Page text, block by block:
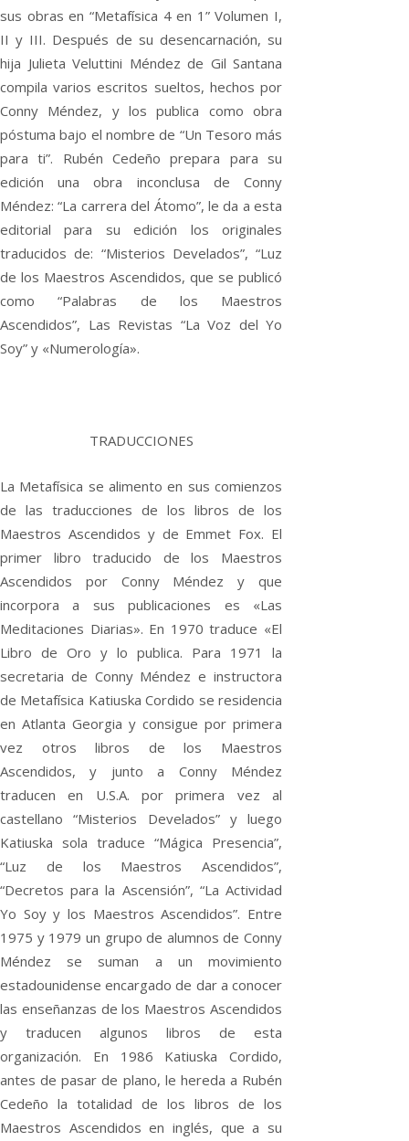
sus obras en “Metafísica 4 en 1” Volumen I,
II y III. Después de su desencarnación, su
hija Julieta Veluttini Méndez de Gil Santana
compila varios escritos sueltos, hechos por
Conny Méndez, y los publica como obra
póstuma bajo el nombre de “Un Tesoro más
para ti”. Rubén Cedeño prepara para su
edición una obra inconclusa de Conny
Méndez: “La carrera del Átomo”, le da a esta
editorial para su edición los originales
traducidos de: “Misterios Develados”, “Luz
de los Maestros Ascendidos, que se publicó
como “Palabras de los Maestros
Ascendidos”, Las Revistas “La Voz del Yo
Soy” y «Numerología».
TRADUCCIONES
La Metafísica se alimento en sus comienzos
de las traducciones de los libros de los
Maestros Ascendidos y de Emmet Fox. El
primer libro traducido de los Maestros
Ascendidos por Conny Méndez y que
incorpora a sus publicaciones es «Las
Meditaciones Diarias». En 1970 traduce «El
Libro de Oro y lo publica. Para 1971 la
secretaria de Conny Méndez e instructora
de Metafísica Katiuska Cordido se residencia
en Atlanta Georgia y consigue por primera
vez otros libros de los Maestros
Ascendidos, y junto a Conny Méndez
traducen en U.S.A. por primera vez al
castellano “Misterios Develados” y luego
Katiuska sola traduce “Mágica Presencia”,
“Luz de los Maestros Ascendidos”,
“Decretos para la Ascensión”, “La Actividad
Yo Soy y los Maestros Ascendidos”. Entre
1975 y 1979 un grupo de alumnos de Conny
Méndez se suman a un movimiento
estadounidense encargado de dar a conocer
las enseñanzas de los Maestros Ascendidos
y traducen algunos libros de esta
organización. En 1986 Katiuska Cordido,
antes de pasar de plano, le hereda a Rubén
Cedeño la totalidad de los libros de los
Maestros Ascendidos en inglés, que a su